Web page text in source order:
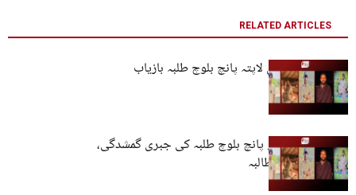
RELATED ARTICLES
کراچی سے جبری لاپتہ پانچ بلوچ طلبہ بازیاب
جامعہ کراچی کے پانچ بلوچ طلبہ کی جبری گمشدگی،
فوری رہائی کا مطالبہ